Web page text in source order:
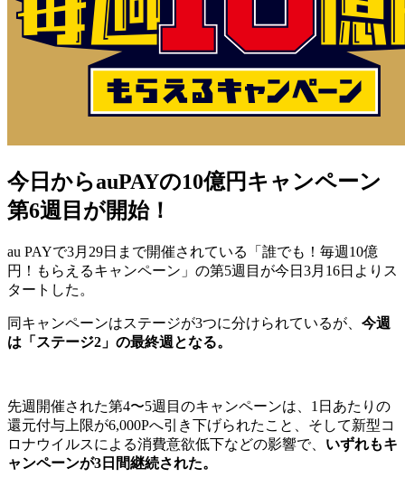
今日からauPAYの10億円キャンペーン
第6週目が開始！
au PAYで3月29日まで開催されている「誰でも！毎週10億
円！もらえるキャンペーン」の第5週目が今日3月16日よりス
タートした。
同キャンペーンはステージが3つに分けられているが、 今週
は「ステージ2」の最終週となる。
先週開催された第4〜5週目のキャンペーンは、1日あたりの
還元付与上限が6,000Pへ引き下げられたこと、そして新型コ
ロナウイルスによる消費意欲低下などの影響で、 いずれもキ
ャンペーンが3日間継続された。